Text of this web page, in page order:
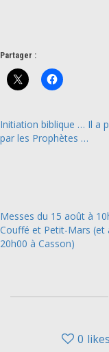
Partager :
Initiation biblique … Il a
par les Prophètes …
Messes du 15 août à
Couffé et Petit-Mars (et
20h00 à Casson)
0 likes